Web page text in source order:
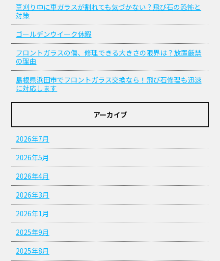
草刈り中に車ガラスが割れても気づかない？飛び石の恐怖と
対策
ゴールデンウイーク休暇
フロントガラスの傷、修理できる大きさの限界は？放置厳禁
の理由
島根県浜田市でフロントガラス交換なら！飛び石修理も迅速
に対応します
アーカイブ
2026年7月
2026年5月
2026年4月
2026年3月
2026年1月
2025年9月
2025年8月